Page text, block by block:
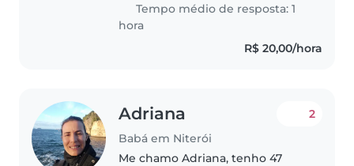
Tempo médio de resposta: 1
hora
R$ 20,00/hora
Adriana
Babá em Niterói
2
Me chamo Adriana, tenho 47